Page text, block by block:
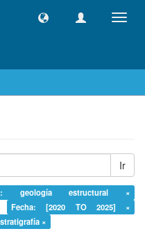
Ir
geología estructural ×
Fecha: [2020 TO 2025] ×
×